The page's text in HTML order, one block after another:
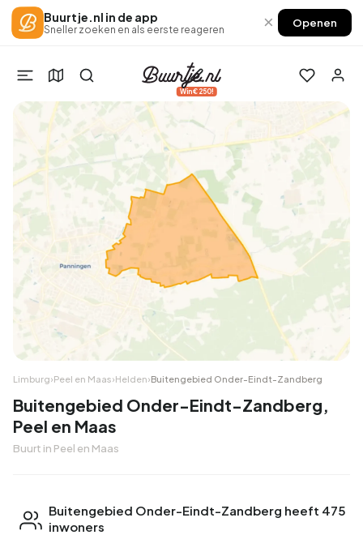
Buurtje.nl in de app
Sneller zoeken en als eerste reageren × Openen
Win €250!
Limburg›Peel en Maas›Helden›Buitengebied Onder-Eindt-Zandberg
Buitengebied Onder-Eindt-Zandberg,
Peel en Maas
Buurt in Peel en Maas
Buitengebied Onder-Eindt-Zandberg heeft 475
inwoners